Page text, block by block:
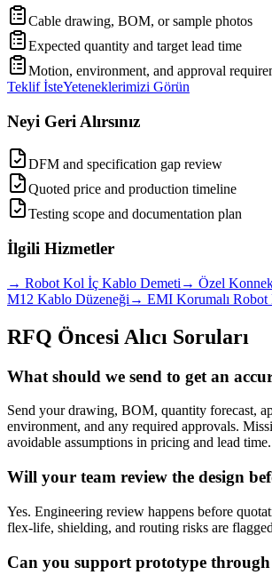
Cable drawing, BOM, or sample photos
Expected quantity and target lead time
Motion, environment, and approval
Teklif İsteYeteneklerimizi Görün
Neyi Geri Alırsınız
DFM and specification gap review
Quoted price and production timeline
Testing scope and documentation plan
İlgili Hizmetler
→ Robot Kol İç Kablo Demeti → Özel
M12 Kablo Düzeneği → EMI Korumalı Robot
RFQ Öncesi Alıcı Soruları
What should we send to get an
Send your drawing, BOM, quantity forecast,
environment, and any required approvals.
avoidable assumptions in pricing and lead time.
Will your team review the design
Yes. Engineering review happens before
flex-life, shielding, and routing risks are
Can you support prototype through